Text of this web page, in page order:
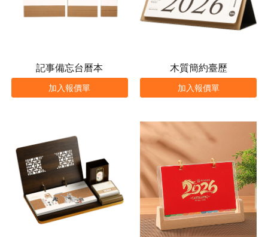
記事備忘台曆本
加入報價單
木質簡約臺歷
加入報價單